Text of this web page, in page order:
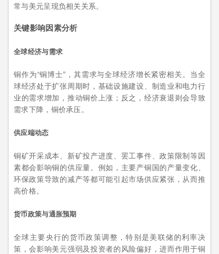
常与美元呈现负相关关系。
关键影响因素分析
全球经济与需求
铜作为“铜博士”，其需求与全球经济增长紧密相关。当全
球经济处于扩张周期时，基础设施建设、制造业和电力行
业的需求增加，推动铜价上涨；反之，经济衰退则会导致
需求下降，铜价承压。
供应端动态
铜矿开采成本、新矿投产进度、罢工事件、政策限制等因
素都会影响铜的供应量。例如，主要产铜国的产量变化、
环保政策导致的减产等都可能引起市场供应紧张，从而推
高价格。
货币政策与通胀预期
全球主要央行的货币政策调整，特别是美联储的利率决
策，会影响美元强弱及投资者的风险偏好，进而作用于铜